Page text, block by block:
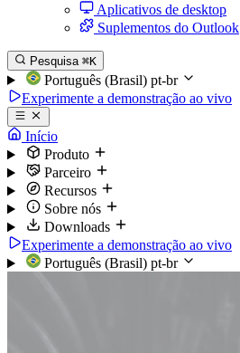
Aplicativos de desktop
Suplementos do Outlook
Pesquisa ⌘K
Português (Brasil) pt-br
Experimente a demonstração ao vivo
Início
Produto
Parceiro
Recursos
Sobre nós
Downloads
Experimente a demonstração ao vivo
Português (Brasil) pt-br